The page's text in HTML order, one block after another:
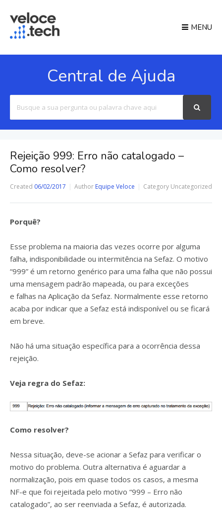
MENU
Central de Ajuda
For
Rejeição 999: Erro não catalogado –
Como resolver?
Created 06/02/2017 Author Equipe Veloce Category Uncategorized
Porquê?
Esse problema na maioria das vezes ocorre por alguma
falha, indisponibilidade ou intermitência na Sefaz. O motivo
“999” é um retorno genérico para uma falha que não possui
uma mensagem padrão mapeada, ou para exceções
e falhas na Aplicação da Sefaz. Normalmente esse retorno
acaba por indicar que a Sefaz está indisponível ou se ficará
em breve.
Não há uma situação específica para a ocorrência dessa
rejeição.
Veja regra do Sefaz:
Como resolver?
Nessa situação, deve-se acionar a Sefaz para verificar o
motivo do problema. Outra alternativa é aguardar a
normalização, pois em quase todos os casos, a mesma
NF-e que foi rejeitada pelo motivo “999 – Erro não
catalogado”, ao ser reenviada a Sefaz, é autorizada.